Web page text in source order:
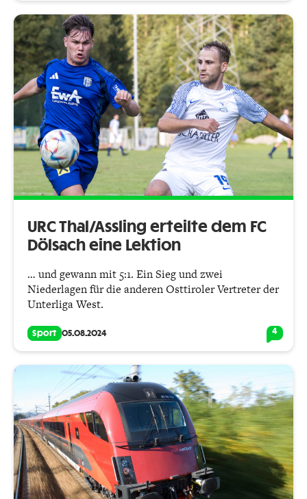
URC Thal/Assling erteilte dem FC
Dölsach eine Lektion
… und gewann mit 5:1. Ein Sieg und zwei
Niederlagen für die anderen Osttiroler Vertreter der
Unterliga West.
Sport 05.08.2024 4